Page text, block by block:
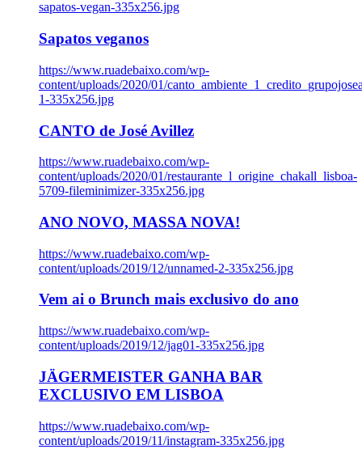
sapatos-vegan-335x256.jpg
Sapatos veganos
https://www.ruadebaixo.com/wp-
content/uploads/2020/01/
1-335x256.jpg
CANTO de José Avillez
https://www.ruadebaixo.com/wp-
content/uploads/2020/01/restaurante_l_origine_chakall_lisboa-
5709-fileminimizer-335x256.jpg
ANO NOVO, MASSA NOVA!
https://www.ruadebaixo.com/wp-
content/uploads/2019/12/unnamed-2-335x256.jpg
Vem ai o Brunch mais exclusivo do ano
https://www.ruadebaixo.com/wp-
content/uploads/2019/12/jag01-335x256.jpg
JÄGERMEISTER GANHA BAR
EXCLUSIVO EM LISBOA
https://www.ruadebaixo.com/wp-
content/uploads/2019/11/instagram-335x256.jpg